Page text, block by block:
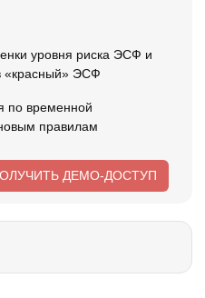
уровня риска ЭСФ и
«красный» ЭСФ
по временной
правилам
ДЕМО-ДОСТУП